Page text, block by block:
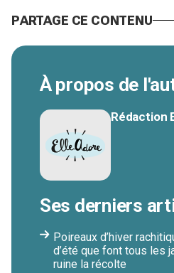
PARTAGE CE CONTENU
À propos de
Rédaction
Ses derniers
Poireaux d’hiver
d’été que font tous les
ruine la récolte